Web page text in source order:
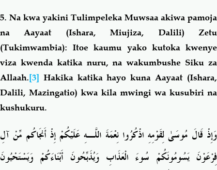
5. Na kwa yakini Tulimpeleka Muwsaa akiwa pamoja
na Aayaat (Ishara, Miujiza, Dalili) Zetu
(Tukimwambia): Itoe kaumu yako kutoka kwenye
viza kwenda katika nuru, na wakumbushe Siku za
Allaah.[3] Hakika katika hayo kuna Aayaat (Ishara,
Dalili, Mazingatio) kwa kila mwingi wa kusubiri na
kushukuru.
وَإِذْ قَالَ مُوسَىٰ لِقَوْمِهِ اذْكُرُوا نِعْمَةَ اللَّـهِ عَلَيْكُمْ إِذْ أَنجَاكُم مِّنْ آلِ
فِرْعَوْنَ يَسُومُونَكُمْ سُوءَ الْعَذَابِ وَيُذَبِّحُونَ أَبْنَاءَكُمْ وَيَسْتَحْيُونَ